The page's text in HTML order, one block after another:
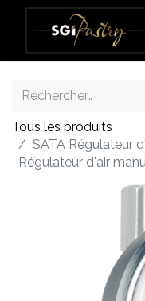
Tous les produits
SATA Régulateur
Régulateur d'air